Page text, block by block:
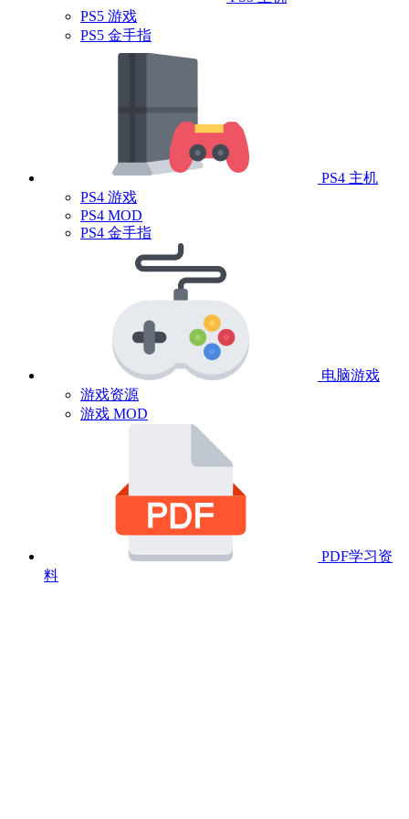
PS5 游戏
PS5 金手指
PS4 主机
PS4 游戏
PS4 MOD
PS4 金手指
电脑游戏
游戏资源
游戏 MOD
PDF学习资
料